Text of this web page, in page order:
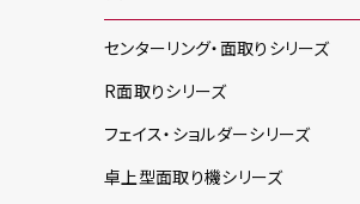
センターリング・面取り シリーズ
R面取りシリーズ
フェイス・ショルダーシリーズ
卓上型面取り機シリーズ